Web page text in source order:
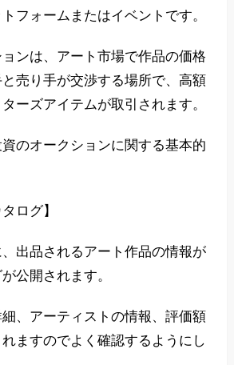
フォームまたはイベントです。
ンは、アート市場で作品の価格
売り手が交渉する場所で、高額
ーズアイテムが取引されます。
のオークションに関する基本的
ログ】
出品されるアート作品の情報が
公開されます。
、アーティストの情報、評価額
ますのでよく確認するようにし